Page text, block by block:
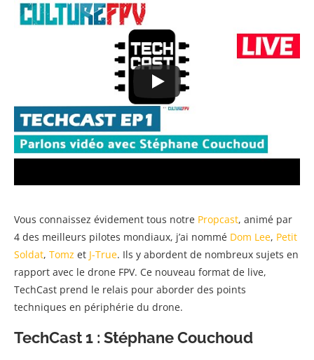
Vous connaissez évidement tous notre Propcast, animé par
4 des meilleurs pilotes mondiaux, j’ai nommé Dom Lee, Petit
Soldat, Tomz et J-True. Ils y abordent de nombreux sujets en
rapport avec le drone FPV. Ce nouveau format de live,
TechCast prend le relais pour aborder des points
techniques en périphérie du drone.
TechCast 1 : Stéphane Couchoud